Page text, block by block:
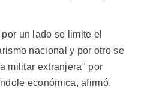
un lado se limite el
nacional y por otro se
militar extranjera" por
económica, afirmó.